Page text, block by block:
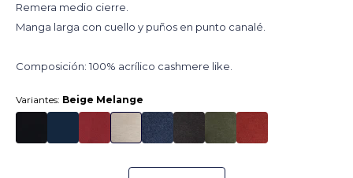
Remera medio cierre.
Manga larga con cuello y puños en punto canalé.
Composición: 100% acrílico cashmere like.
Variantes: Beige Melange